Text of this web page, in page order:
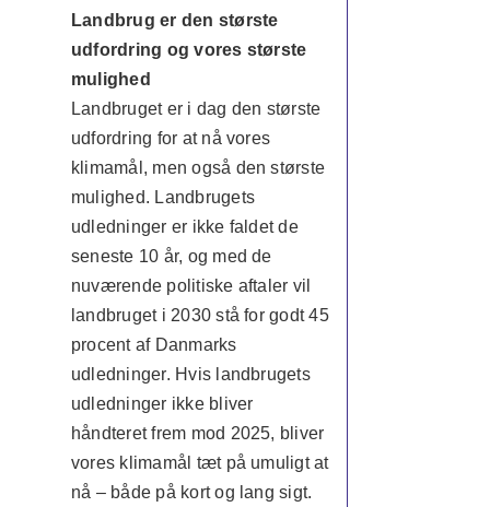
Landbrug er den største
udfordring og vores største
mulighed
Landbruget er i dag den største
udfordring for at nå vores
klimamål, men også den største
mulighed. Landbrugets
udledninger er ikke faldet de
seneste 10 år, og med de
nuværende politiske aftaler vil
landbruget i 2030 stå for godt 45
procent af Danmarks
udledninger. Hvis landbrugets
udledninger ikke bliver
håndteret frem mod 2025, bliver
vores klimamål tæt på umuligt at
nå – både på kort og lang sigt.